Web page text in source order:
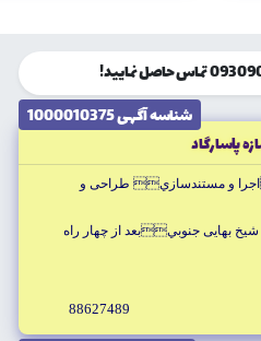
شناسه آگهى 1000010375
پاسارگاد
اجرا و مستندسازي طراحى و
بهايى جنوبيبعد از چهار راه
88627489